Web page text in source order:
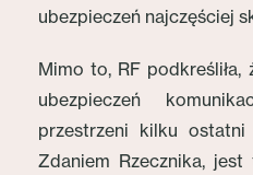
ubezpieczeń najczęściej
Mimo to, RF podkreśliła,
ubezpieczeń
przestrzeni kilku
Zdaniem Rzecznika,